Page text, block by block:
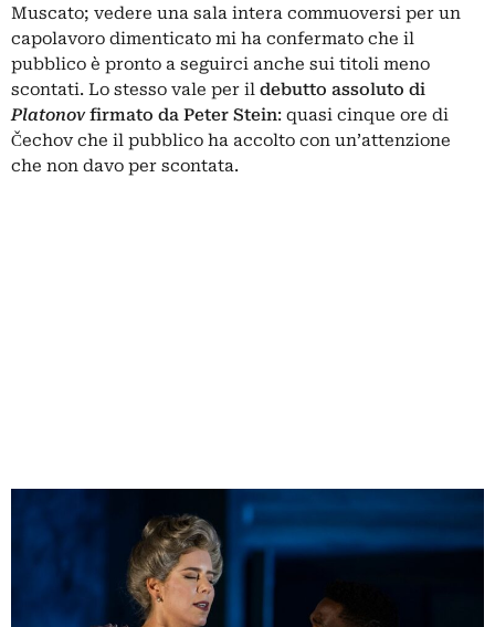
Muscato; vedere una sala intera commuoversi per un
capolavoro dimenticato mi ha confermato che il
pubblico è pronto a seguirci anche sui titoli meno
scontati. Lo stesso vale per il debutto assoluto di
Platonovfirmato da Peter Stein: quasi cinque ore di
Čechov che il pubblico ha accolto con un’attenzione
che non davo per scontata.